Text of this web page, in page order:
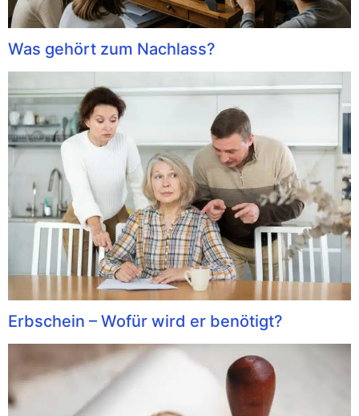
Was gehört zum Nachlass?
Erbschein – Wofür wird er benötigt?